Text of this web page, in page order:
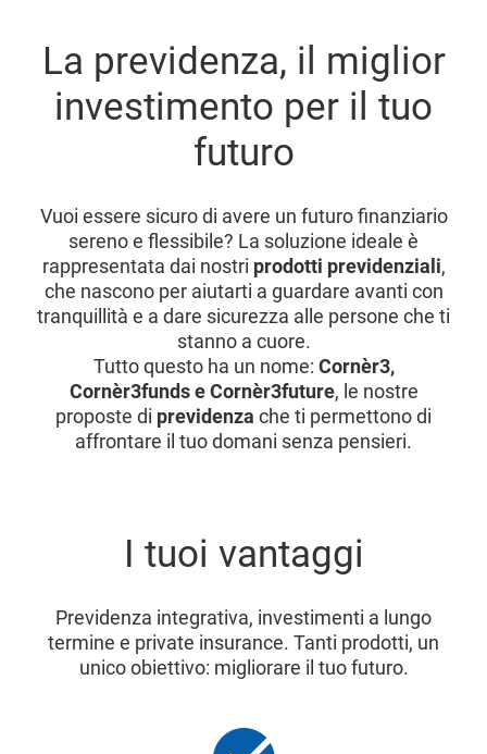
La previdenza, il miglior
investimento per il tuo
futuro
Vuoi essere sicuro di avere un futuro finanziario
sereno e flessibile? La soluzione ideale è
rappresentata dai nostri prodotti previdenziali,
che nascono per aiutarti a guardare avanti con
tranquillità e a dare sicurezza alle persone che ti
stanno a cuore.
Tutto questo ha un nome: Cornèr3,
Cornèr3funds e Cornèr3future, le nostre
proposte di previdenza che ti permettono di
affrontare il tuo domani senza pensieri.
I tuoi vantaggi
Previdenza integrativa, investimenti a lungo
termine e private insurance. Tanti prodotti, un
unico obiettivo: migliorare il tuo futuro.